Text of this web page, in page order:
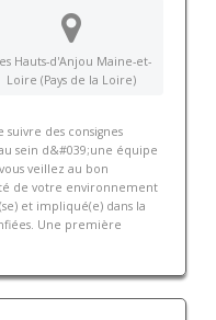
Hauts-d'Anjou Maine-et-
Loire (Pays de la Loire)
des consignes
sein d&#039;une équipe
veillez au bon
de votre environnement
et impliqué(e) dans la
Une première